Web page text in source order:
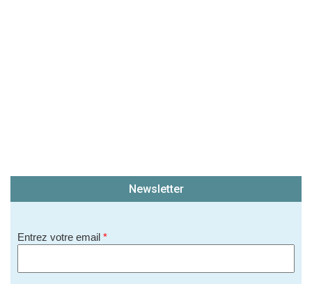
Newsletter
Entrez votre email *